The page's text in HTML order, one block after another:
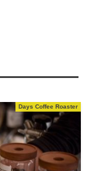
Days Coffee Roaster